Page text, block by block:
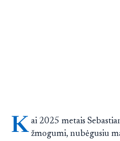
K ai 2025 metais
žmogumi, nubėgusiu